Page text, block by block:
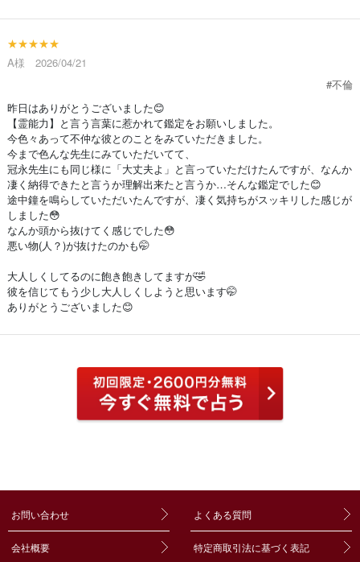
★★★★★
A様 2026/04/21
#不倫
昨日はありがとうございました😊
【霊能力】と言う言葉に惹かれて鑑定をお願いしました。
今色々あって不仲な彼とのことをみていただきました。
今まで色んな先生にみていただいてて、
冠永先生にも同じ様に「大丈夫よ」と言っていただけたんですが、なんか
凄く納得できたと言うか理解出来たと言うか…そんな鑑定でした😊
途中鐘を鳴らしていただいたんですが、凄く気持ちがスッキリした感じが
しました😳
なんか頭から抜けてく感じでした😳
悪い物(人？)が抜けたのかも🤭
大人しくしてるのに飽き飽きしてますが🤣
彼を信じてもう少し大人しくしようと思います🤭
ありがとうございました😊
お問い合わせ よくある質問
会社概要 特定商取引法に基づく表記